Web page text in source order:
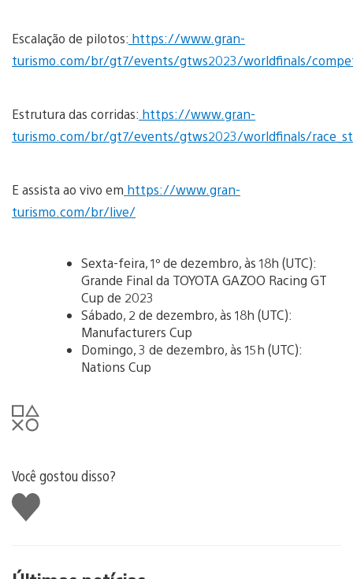
Escalação de pilotos: https://www.gran-
turismo.com/br/gt7/events/gtws2023/worldfinals/
Estrutura das corridas: https://www.gran-
turismo.com/br/gt7/events/gtws2023/worldfinals/
E assista ao vivo em https://www.gran-
turismo.com/br/live/
Sexta-feira, 1º de dezembro, às 18h (UTC):
Grande Final da TOYOTA GAZOO Racing GT
Cup de 2023
Sábado, 2 de dezembro, às 18h (UTC):
Manufacturers Cup
Domingo, 3 de dezembro, às 15h (UTC):
Nations Cup
Você gostou disso?
Curtir